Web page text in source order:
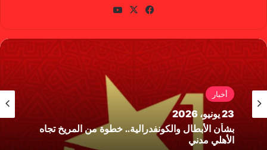
في
وك
X
أخبار
23 يونيو، 2026
بشأن الأبطال والكونفدرالية.. خطوة من المريخ تجاه
الأهلي مدني